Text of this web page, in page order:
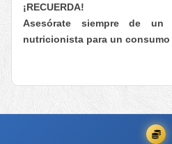
¡RECUERDA!
Asesórate siempre de un
nutricionista para un consumo